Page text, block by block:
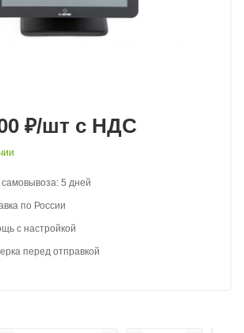
₽/шт с НДС
5 дней
по России
с настройкой
перед отправкой